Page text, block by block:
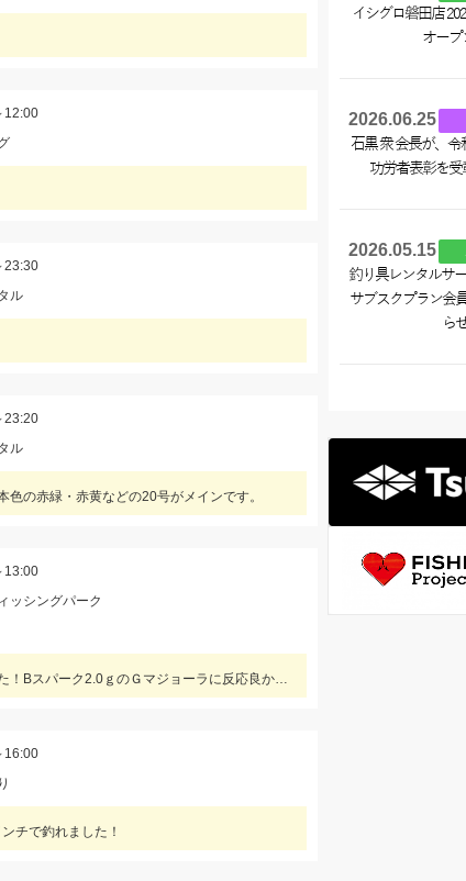
12:00
23:30
ル
23:20
ル
の赤緑・赤黄などの20号がメインです。
13:00
ッシングパーク
雨が降っていて休憩しながらの釣りとなりましたが、魚の活性が高く楽しむことができました！Bスパーク2.0ｇのＧマジョーラに反応良かったです。
16:00
チで釣れました！
イシグロ磐田店
オープ
2026.06.25
石黒 衆 会長が、
功労者表彰を
2026.05.15
釣り具レンタルサ
サブスクプラン会
ら